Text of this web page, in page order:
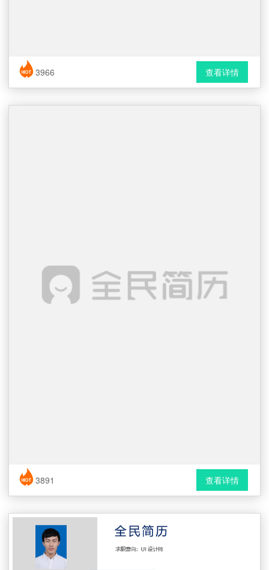
简历风格： 时尚 / 简洁 / 应届生
下载格式： Word文档
3966 查看详情
简历风格： 简洁 / 时尚 / 应届生
下载格式： Word文档
3891 查看详情